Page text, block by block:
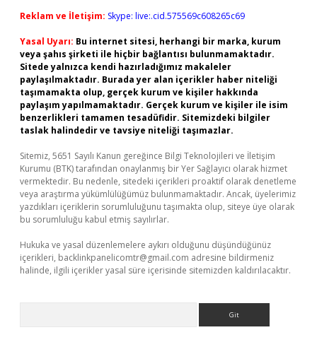
Reklam ve İletişim: Skype: live:.cid.575569c608265c69
Yasal Uyarı: Bu internet sitesi, herhangi bir marka, kurum
veya şahıs şirketi ile hiçbir bağlantısı bulunmamaktadır.
Sitede yalnızca kendi hazırladığımız makaleler
paylaşılmaktadır. Burada yer alan içerikler haber niteliği
taşımamakta olup, gerçek kurum ve kişiler hakkında
paylaşım yapılmamaktadır. Gerçek kurum ve kişiler ile isim
benzerlikleri tamamen tesadüfidir. Sitemizdeki bilgiler
taslak halindedir ve tavsiye niteliği taşımazlar.
Sitemiz, 5651 Sayılı Kanun gereğince Bilgi Teknolojileri ve İletişim
Kurumu (BTK) tarafından onaylanmış bir Yer Sağlayıcı olarak hizmet
vermektedir. Bu nedenle, sitedeki içerikleri proaktif olarak denetleme
veya araştırma yükümlülüğümüz bulunmamaktadır. Ancak, üyelerimiz
yazdıkları içeriklerin sorumluluğunu taşımakta olup, siteye üye olarak
bu sorumluluğu kabul etmiş sayılırlar.
Hukuka ve yasal düzenlemelere aykırı olduğunu düşündüğünüz
içerikleri, backlinkpanelicomtr@gmail.com adresine bildirmeniz
halinde, ilgili içerikler yasal süre içerisinde sitemizden kaldırılacaktır.